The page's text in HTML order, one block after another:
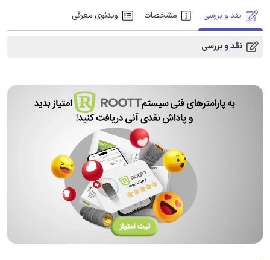
نقد و بررسی مشخصات ویدئوی معرفی
نقد و بررسی